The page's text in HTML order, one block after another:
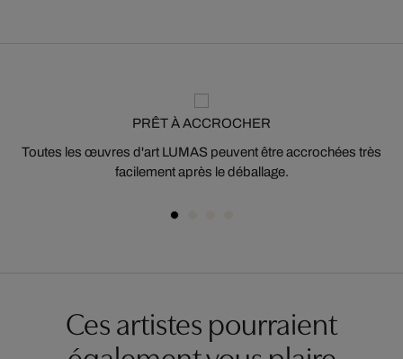
PRÊT À ACCROCHER
Toutes les œuvres d'art LUMAS peuvent être accrochées très
facilement après le déballage.
Ces artistes pourraient